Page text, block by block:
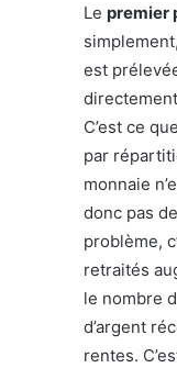
Le premier
est
C’est ce
par
monnaie
donc pas
problème,
retraités
le nombre
d’argent
rentes.